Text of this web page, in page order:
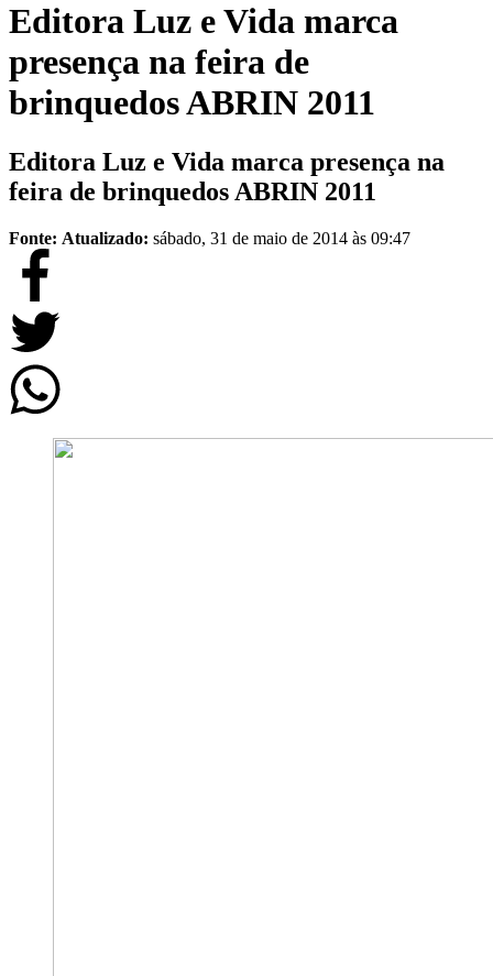
Editora Luz e Vida marca
presença na feira de
brinquedos ABRIN 2011
Editora Luz e Vida marca presença na
feira de brinquedos ABRIN 2011
Fonte: Atualizado: sábado, 31 de maio de 2014 às 09:47